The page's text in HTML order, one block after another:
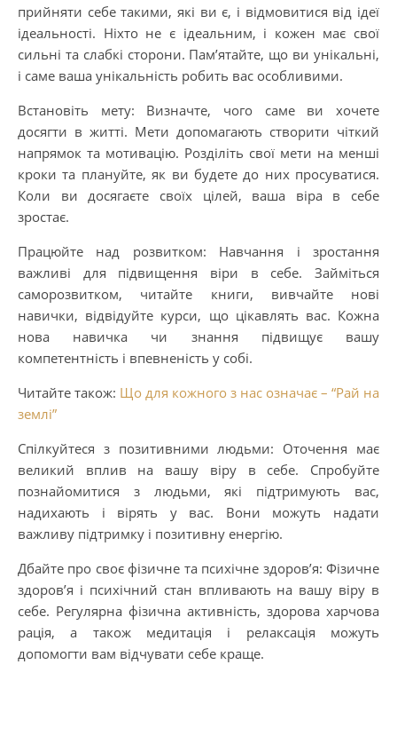
прийняти себе такими, які ви є, і відмовитися від ідеї
ідеальності. Ніхто не є ідеальним, і кожен має свої
сильні та слабкі сторони. Пам’ятайте, що ви унікальні,
і саме ваша унікальність робить вас особливими.
Встановіть мету: Визначте, чого саме ви хочете
досягти в житті. Мети допомагають створити чіткий
напрямок та мотивацію. Розділіть свої мети на менші
кроки та плануйте, як ви будете до них просуватися.
Коли ви досягаєте своїх цілей, ваша віра в себе
зростає.
Працюйте над розвитком: Навчання і зростання
важливі для підвищення віри в себе. Займіться
саморозвитком, читайте книги, вивчайте нові
навички, відвідуйте курси, що цікавлять вас. Кожна
нова навичка чи знання підвищує вашу
компетентність і впевненість у собі.
Читайте також: Що для кожного з нас означає – “Рай на
землі”
Спілкуйтеся з позитивними людьми: Оточення має
великий вплив на вашу віру в себе. Спробуйте
познайомитися з людьми, які підтримують вас,
надихають і вірять у вас. Вони можуть надати
важливу підтримку і позитивну енергію.
Дбайте про своє фізичне та психічне здоров’я: Фізичне
здоров’я і психічний стан впливають на вашу віру в
себе. Регулярна фізична активність, здорова харчова
рація, а також медитація і релаксація можуть
допомогти вам відчувати себе краще.